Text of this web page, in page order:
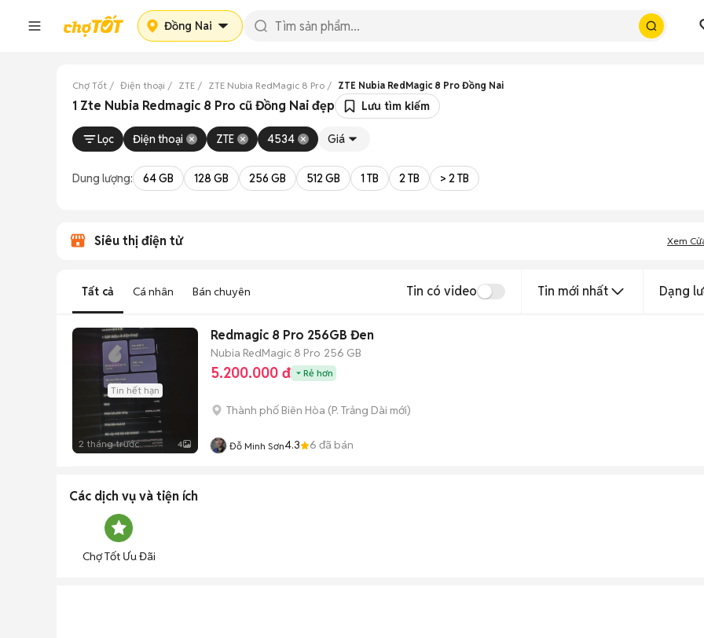
Đồng Nai
Chợ Tốt Điện thoại ZTE ZTE Nubia RedMagic 8 Pro ZTE Nubia RedMagic 8 Pro Đồng Nai
1 Zte Nubia Redmagic 8 Pro cũ Đồng Nai đẹp Lưu tìm kiếm
Lọc Điện thoại ZTE 4534 Giá
Dung lượng: 64 GB 128 GB 256 GB 512 GB 1 TB 2 TB > 2 TB
Siêu thị điện tử Xem
Tất cả Cá nhân Bán chuyên Tin có video Tin mới nhất Dạng
Tin hết hạn
2 tháng trước 4
Redmagic 8 Pro 256GB Đen
Nubia RedMagic 8 Pro 256 GB
5.200.000 đ Rẻ hơn
Thành phố Biên Hòa (P. Trảng Dài mới)
Đỗ Minh Sơn4.3 6 đã bán
Các dịch vụ và tiện ích
Chợ Tốt Ưu Đãi